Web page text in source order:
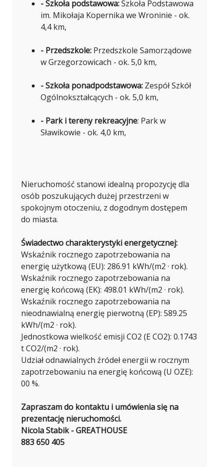
- Szkoła podstawowa:Szkoła Podstawowa
im. Mikołaja Kopernika we Wroninie - ok.
4,4 km,
- Przedszkole: Przedszkole Samorządowe
w Grzegorzowicach - ok. 5,0 km,
- Szkoła ponadpodstawowa: Zespół Szkół
Ogólnokształcących - ok. 5,0 km,
- Park i tereny rekreacyjne: Park w
Sławikowie - ok. 4,0 km,
Nieruchomość stanowi idealną propozycję dla
osób poszukujących dużej przestrzeni w
spokojnym otoczeniu, z dogodnym dostępem
do miasta.
Świadectwo charakterystyki energetycznej:
Wskaźnik rocznego zapotrzebowania na
energię użytkową (EU): 286.91 kWh/(m2 · rok).
Wskaźnik rocznego zapotrzebowania na
energię końcową (EK): 498.01 kWh/(m2 · rok).
Wskaźnik rocznego zapotrzebowania na
nieodnawialną energię pierwotną (EP): 589.25
kWh/(m2 · rok).
Jednostkowa wielkość emisji CO2 (E CO2): 0.1743
t CO2/(m2 · rok).
Udział odnawialnych źródeł energii w rocznym
zapotrzebowaniu na energię końcową (U OZE):
00 %.
Zapraszam do kontaktu i umówienia się na
prezentację nieruchomości.
Nicola Stabik - GREATHOUSE
883 650 405